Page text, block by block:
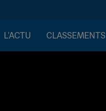
L'ACTU CLASSEMENTS